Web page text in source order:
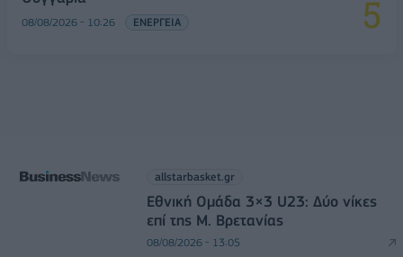
08/08/2026 - 10:26 ΕΝΕΡΓΕΙΑ
allstarbasket.gr
Εθνική Ομάδα 3×3 U23: Δύο νίκες
επί της Μ. Βρετανίας
08/08/2026 - 13:05